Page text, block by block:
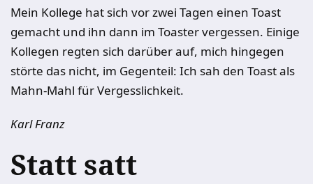
Mein Kollege hat sich vor zwei Tagen einen Toast
gemacht und ihn dann im Toaster vergessen. Einige
Kollegen regten sich darüber auf, mich hingegen
störte das nicht, im Gegenteil: Ich sah den Toast als
Mahn-Mahl für Vergesslichkeit.
Karl Franz
Statt satt